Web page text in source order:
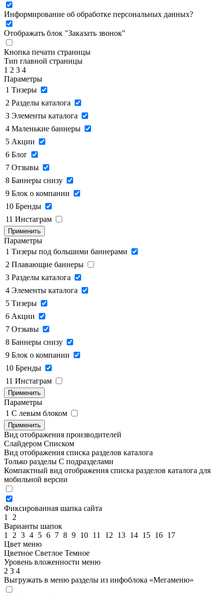
Информирование об обработке персональных данных?
Отображать блок "Заказать звонок"
Кнопка печати страницы
Тип главной страницы
1 2 3 4
Параметры
1 Тизеры
2 Разделы каталога
3 Элементы каталога
4 Маленькие баннеры
5 Акции
6 Блог
7 Отзывы
8 Баннеры снизу
9 Блок о компании
10 Бренды
11 Инстаграм
Применить
Параметры
1 Тизеры под большими баннерами
2 Плавающие баннеры
3 Разделы каталога
4 Элементы каталога
5 Тизеры
6 Акции
7 Отзывы
8 Баннеры снизу
9 Блок о компании
10 Бренды
11 Инстаграм
Применить
Параметры
1 C левым блоком
Применить
Вид отображения производителей
Слайдером Списком
Вид отображения списка разделов каталога
Только разделы С подразделами
Компактный вид отображения списка разделов каталога для
мобильной версии
Фиксированная шапка сайта
1
2
Варианты шапок
1
2 3 4 5 6 7 8 9 10 11 12 13 14 15 16 17
Цвет меню
Цветное Светлое Темное
Уровень вложенности меню
2 3 4
Выгружать в меню разделы из инфоблока «Мегаменю»